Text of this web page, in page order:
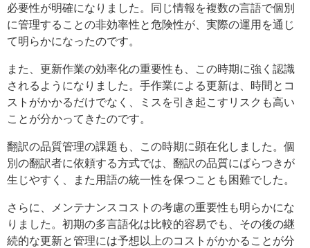
必要性が明確になりました。同じ情報を複数の言語で個別
に管理することの非効率性と危険性が、実際の運用を通じ
て明らかになったのです。
また、更新作業の効率化の重要性も、この時期に強く認識
されるようになりました。手作業による更新は、時間とコ
ストがかかるだけでなく、ミスを引き起こすリスクも高い
ことが分かってきたのです。
翻訳の品質管理の課題も、この時期に顕在化しました。個
別の翻訳者に依頼する方式では、翻訳の品質にばらつきが
生じやすく、また用語の統一性を保つことも困難でした。
さらに、メンテナンスコストの考慮の重要性も明らかにな
りました。初期の多言語化は比較的容易でも、その後の継
続的な更新と管理には予想以上のコストがかかることが分